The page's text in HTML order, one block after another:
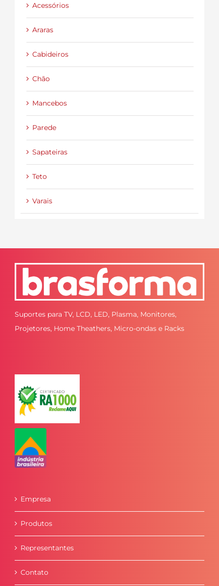
Acessórios
Araras
Cabideiros
Chão
Mancebos
Parede
Sapateiras
Teto
Varais
Suportes para TV, LCD, LED, Plasma, Monitores,
Projetores, Home Theathers, Micro-ondas e Racks
Empresa
Produtos
Representantes
Contato